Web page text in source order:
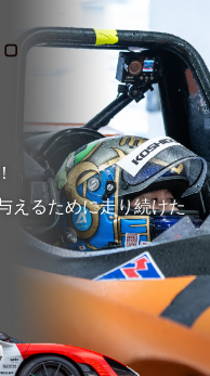
えるために走り続けた